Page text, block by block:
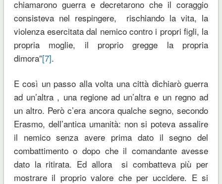
chiamarono guerra e decretarono che il coraggio
consisteva nel respingere, rischiando la vita, la
violenza esercitata dal nemico contro i propri figli, la
propria moglie, il proprio gregge la propria
dimora”[7].
E così un passo alla volta una città dichiarò guerra
ad un’altra , una regione ad un’altra e un regno ad
un altro. Però c’era ancora qualche segno, secondo
Erasmo, dell’antica umanità: non si poteva assalire
il nemico senza avere prima dato il segno del
combattimento o dopo che il comandante avesse
dato la ritirata. Ed allora si combatteva più per
mostrare il proprio valore che per uccidere. E si